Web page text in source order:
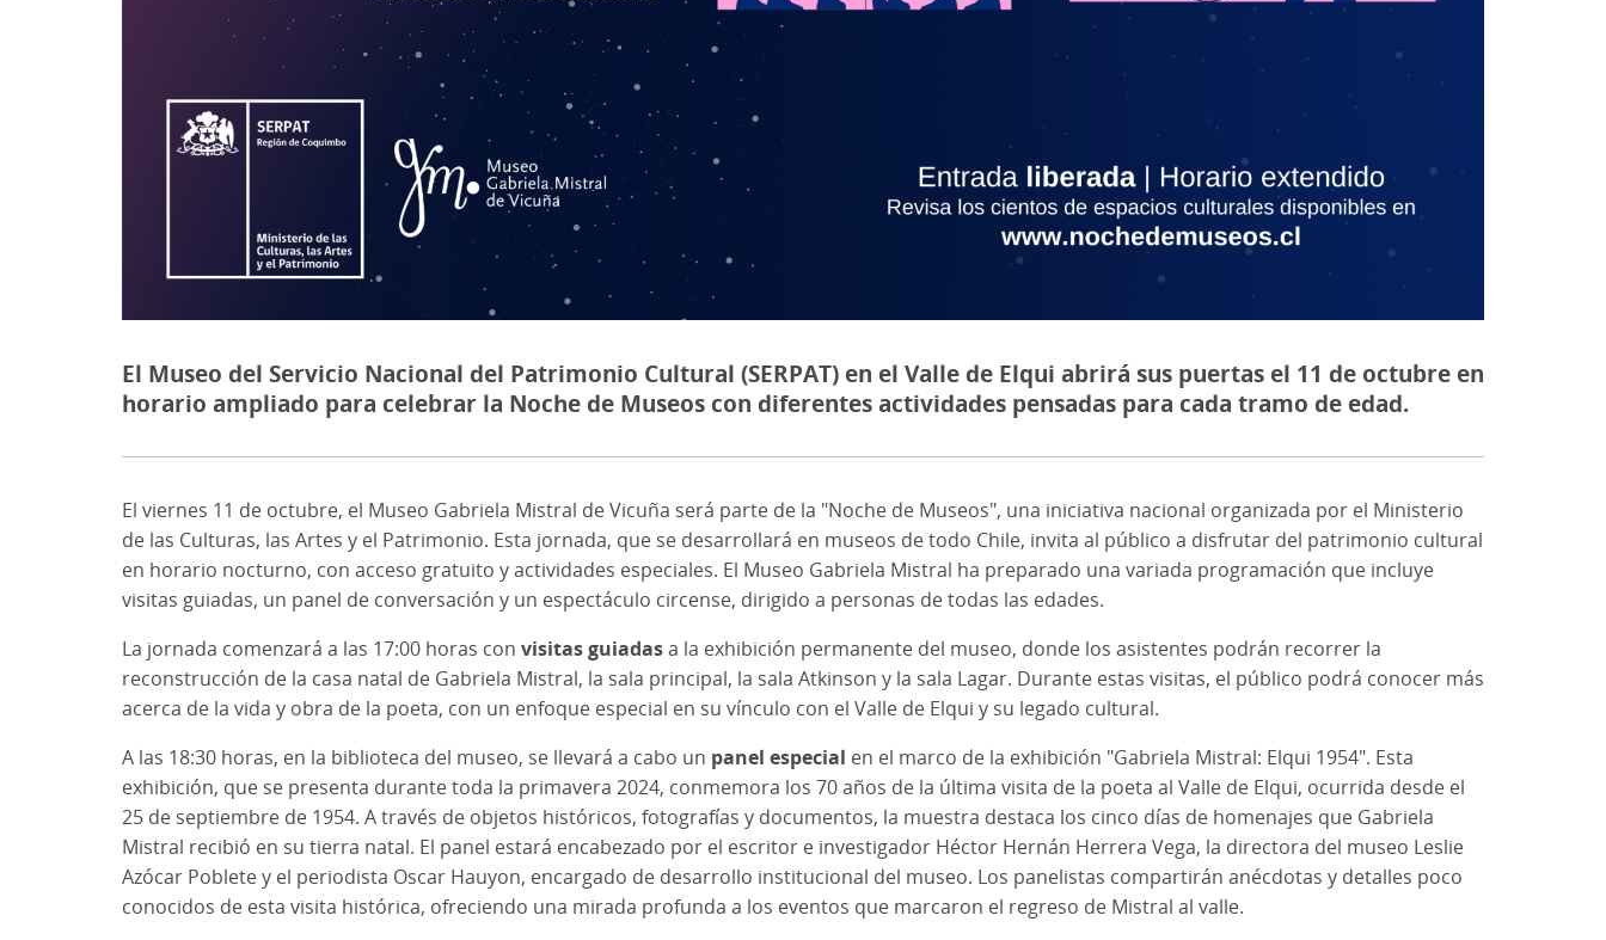
El Museo del Servicio Nacional del Patrimonio Cultural (SERPAT) en el Valle de Elqui abrirá sus puertas el 11 de octubre en
horario ampliado para celebrar la Noche de Museos con diferentes actividades pensadas para cada tramo de edad.
El viernes 11 de octubre, el Museo Gabriela Mistral de Vicuña será parte de la "Noche de Museos", una iniciativa nacional organizada por el Ministerio
de las Culturas, las Artes y el Patrimonio. Esta jornada, que se desarrollará en museos de todo Chile, invita al público a disfrutar del patrimonio cultural
en horario nocturno, con acceso gratuito y actividades especiales. El Museo Gabriela Mistral ha preparado una variada programación que incluye
visitas guiadas, un panel de conversación y un espectáculo circense, dirigido a personas de todas las edades.
La jornada comenzará a las 17:00 horas con visitas guiadasa la exhibición permanente del museo, donde los asistentes podrán recorrer la
reconstrucción de la casa natal de Gabriela Mistral, la sala principal, la sala Atkinson y la sala Lagar. Durante estas visitas, el público podrá conocer más
acerca de la vida y obra de la poeta, con un enfoque especial en su vínculo con el Valle de Elqui y su legado cultural.
A las 18:30 horas, en la biblioteca del museo, se llevará a cabo un panel especial en el marco de la exhibición "Gabriela Mistral: Elqui 1954". Esta
exhibición, que se presenta durante toda la primavera 2024, conmemora los 70 años de la última visita de la poeta al Valle de Elqui, ocurrida desde el
25 de septiembre de 1954. A través de objetos históricos, fotografías y documentos, la muestra destaca los cinco días de homenajes que Gabriela
Mistral recibió en su tierra natal. El panel estará encabezado por el escritor e investigador Héctor Hernán Herrera Vega, la directora del museo Leslie
Azócar Poblete y el periodista Oscar Hauyon, encargado de desarrollo institucional del museo. Los panelistas compartirán anécdotas y detalles poco
conocidos de esta visita histórica, ofreciendo una mirada profunda a los eventos que marcaron el regreso de Mistral al valle.